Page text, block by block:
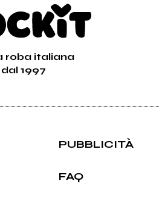
roba italiana
dal 1997
PUBBLICITÀ
FAQ